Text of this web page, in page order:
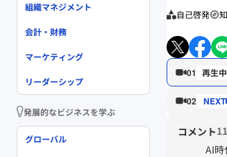
自己啓発
01
02
コメント
AI時
組織マネジメント
会計・財務
マーケティング
リーダーシップ
発展的なビジネスを学ぶ
グローバル